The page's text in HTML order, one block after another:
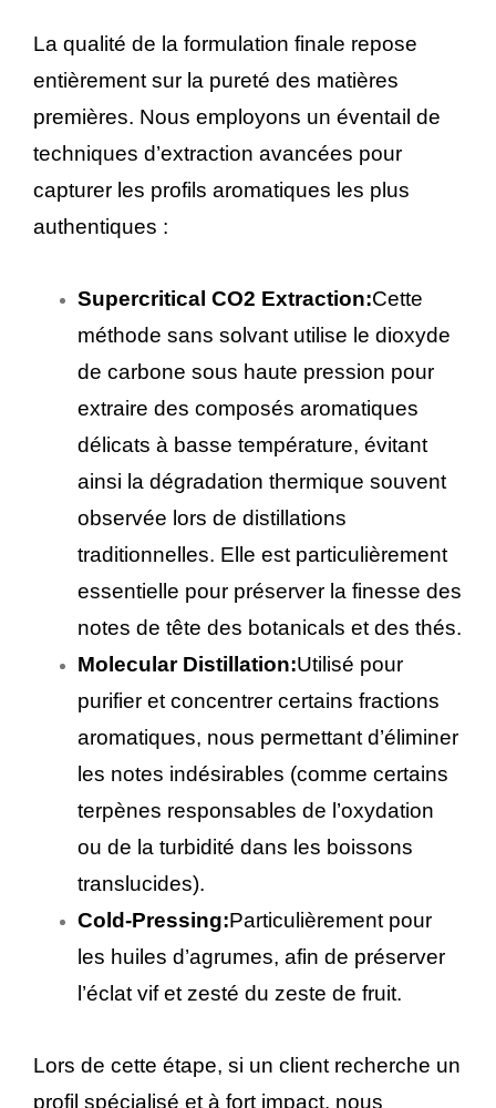
La qualité de la formulation finale repose
entièrement sur la pureté des matières
premières. Nous employons un éventail de
techniques d’extraction avancées pour
capturer les profils aromatiques les plus
authentiques :
Supercritical CO2 Extraction:Cette
méthode sans solvant utilise le dioxyde
de carbone sous haute pression pour
extraire des composés aromatiques
délicats à basse température, évitant
ainsi la dégradation thermique souvent
observée lors de distillations
traditionnelles. Elle est particulièrement
essentielle pour préserver la finesse des
notes de tête des botanicals et des thés.
Molecular Distillation:Utilisé pour
purifier et concentrer certains fractions
aromatiques, nous permettant d’éliminer
les notes indésirables (comme certains
terpènes responsables de l’oxydation
ou de la turbidité dans les boissons
translucides).
Cold-Pressing:Particulièrement pour
les huiles d’agrumes, afin de préserver
l’éclat vif et zesté du zeste de fruit.
Lors de cette étape, si un client recherche un
profil spécialisé et à fort impact, nous